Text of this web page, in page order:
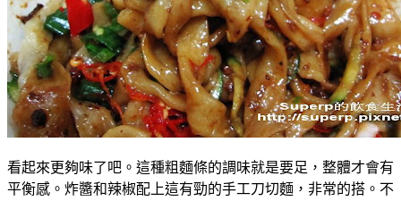
看起來更夠味了吧。這種粗麵條的調味就是要足，整體才會有
平衡感。炸醬和辣椒配上這有勁的手工刀切麵，非常的搭。不